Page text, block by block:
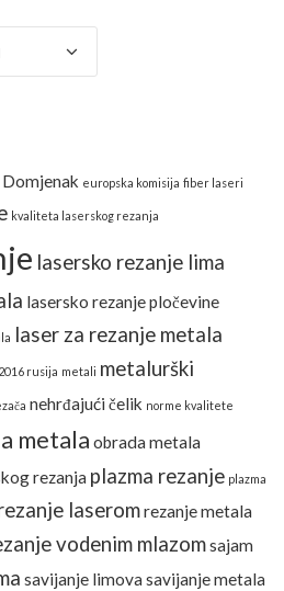
Domjenak europska komisija fiber laseri
kvaliteta laserskog rezanja
lasersko rezanje lima
lasersko rezanje pločevine
laser za rezanje metala
rusija metali metalurški
nehrđajući čelik norme kvalitete
metala obrada metala
rezanja plazma rezanje plazma
laseromrezanje metala
vodenim mlazomsajam
savijanje limova savijanje metala